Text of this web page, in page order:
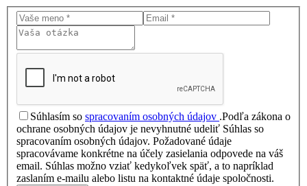
Súhlasím so spracovaním osobných údajov .Podľa zákona o
ochrane osobných údajov je nevyhnutné udeliť Súhlas so
spracovaním osobných údajov. Požadované údaje
spracovávame konkrétne na účely zasielania odpovede na váš
email. Súhlas možno vziať kedykoľvek späť, a to napríklad
zaslaním e-mailu alebo listu na kontaktné údaje spoločnosti.